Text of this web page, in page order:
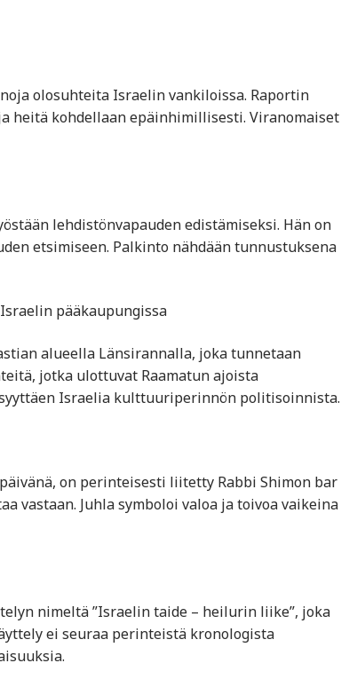
olosuhteita Israelin vankiloissa. Raportin
heitä kohdellaan epäinhimillisesti. Viranomaiset
lehdistönvapauden edistämiseksi. Hän on
etsimiseen. Palkinto nähdään tunnustuksena
pääkaupungissa
alueella Länsirannalla, joka tunnetaan
jotka ulottuvat Raamatun ajoista
Israelia kulttuuriperinnön politisoinnista.
on perinteisesti liitetty Rabbi Shimon bar
vastaan. Juhla symboloi valoa ja toivoa vaikeina
nimeltä ”Israelin taide – heilurin liike”, joka
ei seuraa perinteistä kronologista